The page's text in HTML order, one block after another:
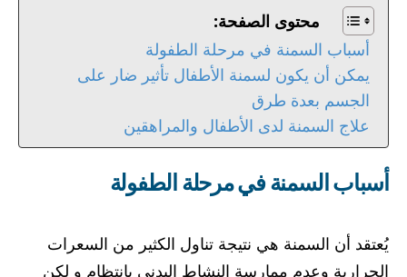
محتوى الصفحة:
أسباب السمنة في مرحلة الطفولة
يمكن أن يكون لسمنة الأطفال تأثير ضار على
الجسم بعدة طرق
علاج السمنة لدى الأطفال والمراهقين
أسباب السمنة في مرحلة الطفولة
يُعتقد أن السمنة هي نتيجة تناول الكثير من السعرات
الحرارية وعدم ممارسة النشاط البدني بإنتظام و لكن